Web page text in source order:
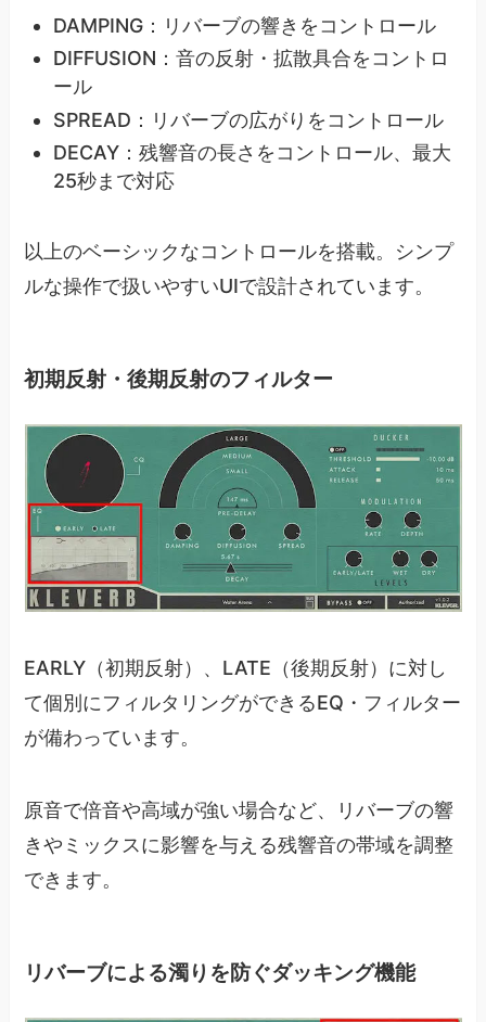
DAMPING：リバーブの響きをコントロール
DIFFUSION：音の反射・拡散具合をコントロ
ール
SPREAD：リバーブの広がりをコントロール
DECAY：残響音の長さをコントロール、最大
25秒まで対応
以上のベーシックなコントロールを搭載。シンプ
ルな操作で扱いやすいUIで設計されています。
初期反射・後期反射のフィルター
EARLY（初期反射）、LATE（後期反射）に対し
て個別にフィルタリングができるEQ・フィルター
が備わっています。
原音で倍音や高域が強い場合など、リバーブの響
きやミックスに影響を与える残響音の帯域を調整
できます。
リバーブによる濁りを防ぐダッキング機能